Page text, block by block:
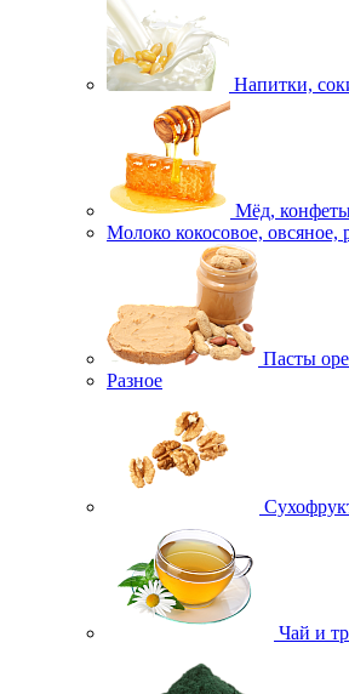
Напитки,
Мёд,
Молоко кокосовое, овсяное,
Пасты
Разное
Чай и